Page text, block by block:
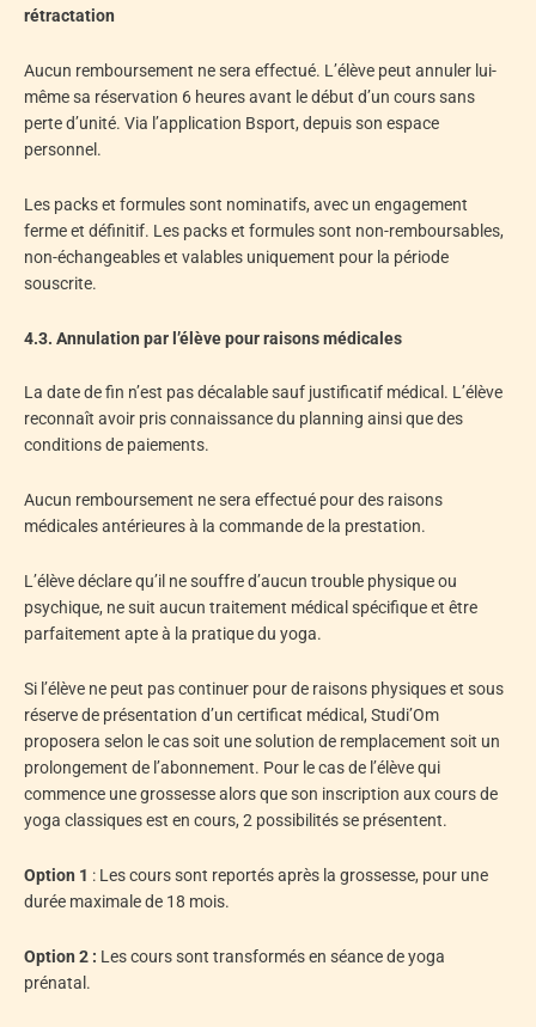
rétractation
Aucun remboursement ne sera effectué. L’élève peut annuler lui-
même sa réservation 6 heures avant le début d’un cours sans
perte d’unité. Via l’application Bsport, depuis son espace
personnel.
Les packs et formules sont nominatifs, avec un engagement
ferme et définitif. Les packs et formules sont non-remboursables,
non-échangeables et valables uniquement pour la période
souscrite.
4.3. Annulation par l’élève pour raisons médicales
La date de fin n’est pas décalable sauf justificatif médical. L’élève
reconnaît avoir pris connaissance du planning ainsi que des
conditions de paiements.
Aucun remboursement ne sera effectué pour des raisons
médicales antérieures à la commande de la prestation.
L’élève déclare qu’il ne souffre d’aucun trouble physique ou
psychique, ne suit aucun traitement médical spécifique et être
parfaitement apte à la pratique du yoga.
Si l’élève ne peut pas continuer pour de raisons physiques et sous
réserve de présentation d’un certificat médical, Studi’Om
proposera selon le cas soit une solution de remplacement soit un
prolongement de l’abonnement. Pour le cas de l’élève qui
commence une grossesse alors que son inscription aux cours de
yoga classiques est en cours, 2 possibilités se présentent.
Option 1 : Les cours sont reportés après la grossesse, pour une
durée maximale de 18 mois.
Option 2 : Les cours sont transformés en séance de yoga
prénatal.